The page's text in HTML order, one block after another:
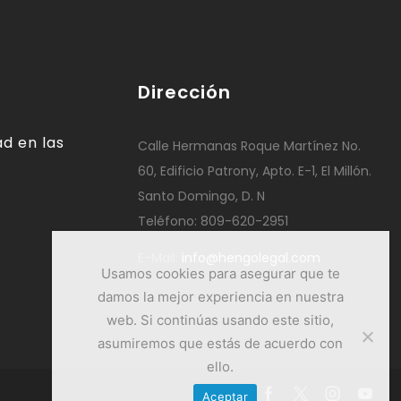
en las
Dirección
Calle Hermanas Roque Martínez No.
60, Edificio Patrony, Apto. E-1, El Millón.
Santo Domingo, D. N
Teléfono: 809-620-2951
Usamos cookies para asegurar que te
damos la mejor experiencia en nuestra
web. Si continúas usando este sitio,
asumiremos que estás de acuerdo con
ello.
Aceptar